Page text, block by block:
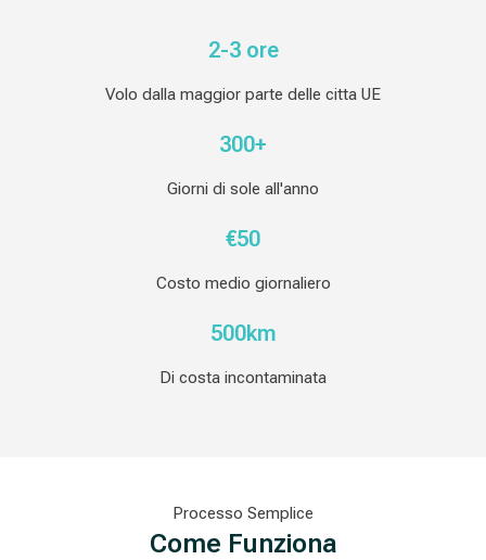
2-3 ore
Volo dalla maggior parte delle citta UE
300+
Giorni di sole all'anno
€50
Costo medio giornaliero
500km
Di costa incontaminata
Processo Semplice
Come Funziona